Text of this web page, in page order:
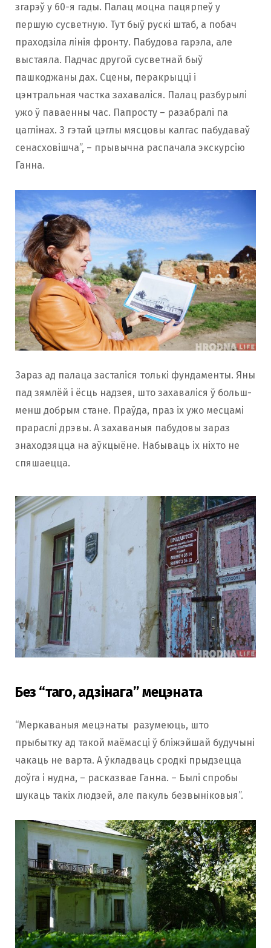
згарэў у 60-я гады. Палац моцна пацярпеў у
першую сусветную. Тут быў рускі штаб, а побач
праходзіла лінія фронту. Пабудова гарэла, але
выстаяла. Падчас другой сусветнай быў
пашкоджаны дах. Сцены, перакрыцці і
цэнтральная частка захаваліся. Палац разбурылі
ужо ў паваенны час. Папросту – разабралі па
цаглінах. З гэтай цэглы мясцовы калгас пабудаваў
сенасховішча”, – прывычна распачала экскурсію
Ганна.
Зараз ад палаца засталіся толькі фундаменты. Яны
пад зямлёй і ёсць надзея, што захаваліся ў больш-
менш добрым стане. Праўда, праз іх ужо месцамі
прараслі дрэвы. А захаваныя пабудовы зараз
знаходзяцца на аўкцыёне. Набываць іх ніхто не
спяшаецца.
Без “таго, адзінага” мецэната
“Меркаваныя мецэнаты разумеюць, што
прыбытку ад такой маёмасці ў бліжэйшай будучыні
чакаць не варта. А ўкладваць сродкі прыдзецца
доўга і нудна, – расказвае Ганна. – Былі спробы
шукаць такіх людзей, але пакуль безвыніковыя”.